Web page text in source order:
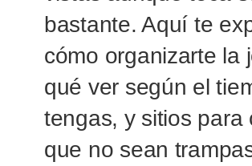
bastante. Aquí te
cómo organizarte la
qué ver según el
tengas, y sitios para
que no sean